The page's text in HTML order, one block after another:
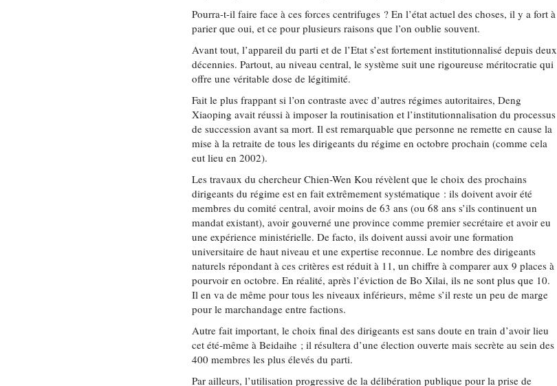
Pourra-t-il faire face à ces forces centrifuges ? En l’état actuel des choses, il y a fort à
parier que oui, et ce pour plusieurs raisons que l’on oublie souvent.
Avant tout, l’appareil du parti et de l’Etat s’est fortement institutionnalisé depuis deux
décennies. Partout, au niveau central, le système suit une rigoureuse méritocratie qui
offre une véritable dose de légitimité.
Fait le plus frappant si l’on contraste avec d’autres régimes autoritaires, Deng
Xiaoping avait réussi à imposer la routinisation et l’institutionnalisation du processus
de succession avant sa mort. Il est remarquable que personne ne remette en cause la
mise à la retraite de tous les dirigeants du régime en octobre prochain (comme cela
eut lieu en 2002).
Les travaux du chercheur Chien-Wen Kou révèlent que le choix des prochains
dirigeants du régime est en fait extrêmement systématique : ils doivent avoir été
membres du comité central, avoir moins de 63 ans (ou 68 ans s’ils continuent un
mandat existant), avoir gouverné une province comme premier secrétaire et avoir eu
une expérience ministérielle. De facto, ils doivent aussi avoir une formation
universitaire de haut niveau et une expertise reconnue. Le nombre des dirigeants
naturels répondant à ces critères est réduit à 11, un chiffre à comparer aux 9 places à
pourvoir en octobre. En réalité, après l’éviction de Bo Xilai, ils ne sont plus que 10.
Il en va de même pour tous les niveaux inférieurs, même s’il reste un peu de marge
pour le marchandage entre factions.
Autre fait important, le choix final des dirigeants est sans doute en train d’avoir lieu
cet été-même à Beidaihe ; il résultera d’une élection ouverte mais secrète au sein des
400 membres les plus élevés du parti.
Par ailleurs, l’utilisation progressive de la délibération publique pour la prise de